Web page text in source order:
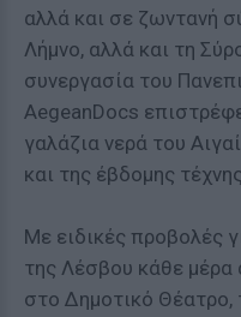
αλλά και σε ζωντανή
Λήμνο, αλλά και τη
συνεργασία του
AegeanDocs
γαλάζια νερά του
και της έβδομης
Με ειδικές προβολές
της Λέσβου κάθε μέρα
στο Δημοτικό Θέατρο,